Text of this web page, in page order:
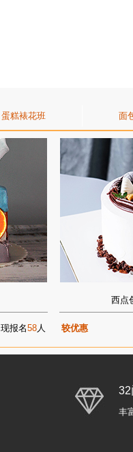
蛋糕裱花班 面
现报名58人
西点
较优惠
32
丰